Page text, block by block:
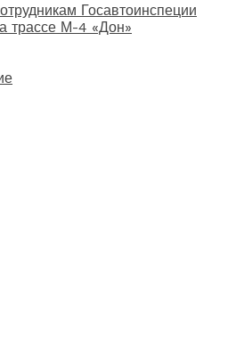
Госавтоинспеции
трассе М-4 «Дон»